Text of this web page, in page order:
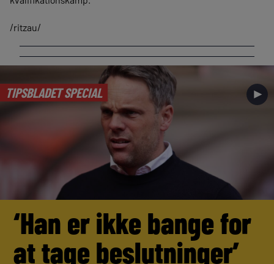
/ritzau/
TIPSBLADET SPECIAL ►
‘Han er ikke bange for
at tage beslutninger’